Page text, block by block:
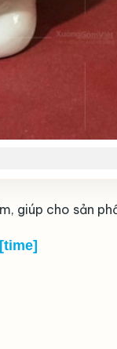
giúp cho sản